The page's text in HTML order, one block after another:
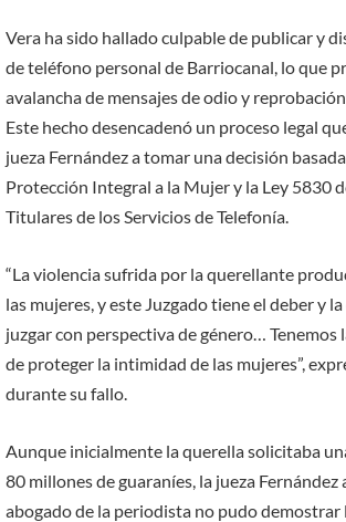
Vera ha sido hallado culpable de publicar y
de teléfono personal de Barriocanal, lo que
avalancha de mensajes de odio y
Este hecho desencadenó un proceso legal
jueza Fernández a tomar una decisión
Protección Integral a la Mujer y la Ley 5830
Titulares de los Servicios de Telefonía.
“La violencia sufrida por la querellante
las mujeres, y este Juzgado tiene el deber y
juzgar con perspectiva de género… Tenemos
de proteger la intimidad de las mujeres”,
durante su fallo.
Aunque inicialmente la querella solicitaba
80 millones de guaraníes, la jueza
abogado de la periodista no pudo demostrar